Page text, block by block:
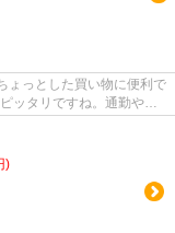
ょっとした買い物に便利で
ッタリですね。通勤やお
)